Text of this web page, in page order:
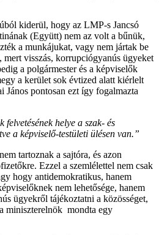
kiderül, hogy az LMP-s Jancsó
(Együtt) nem az volt a bűnük,
a munkájukat, vagy nem jártak be
visszás, korrupciógyanús ügyeket
a polgármester és a képviselők
a kerület sok évtized alatt kiérlelt
pontosan ezt így fogalmazta
felvetésének helye a szak- és
a képviselő-testületi ülésen van.”
tartoznak a sajtóra, és azon
Ezzel a szemlélettel nem csak
hogy antidemokratikus, hanem
nem lehetősége, hanem
ügyekről tájékoztatni a közösséget,
miniszterelnök mondta egy